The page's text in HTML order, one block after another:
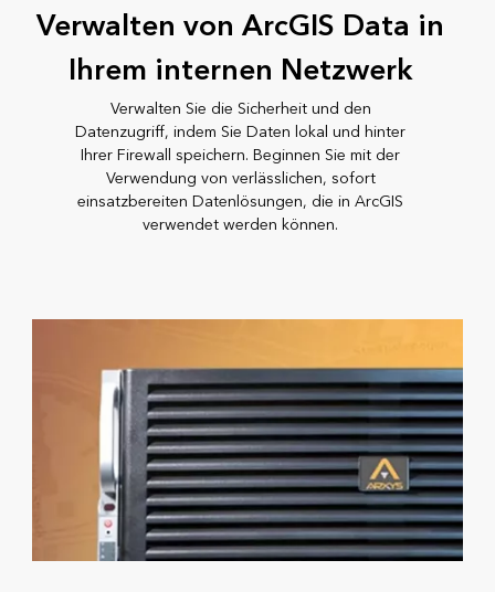
Verwalten von ArcGIS Data in
Ihrem internen Netzwerk
Verwalten Sie die Sicherheit und den
Datenzugriff, indem Sie Daten lokal und hinter
Ihrer Firewall speichern. Beginnen Sie mit der
Verwendung von verlässlichen, sofort
einsatzbereiten Datenlösungen, die in ArcGIS
verwendet werden können.